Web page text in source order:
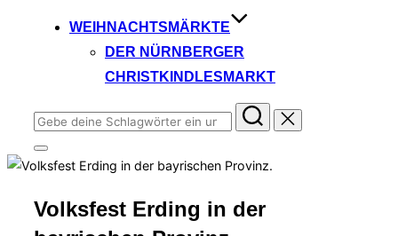
WEIHNACHTSMÄRKTE
DER NÜRNBERGER
CHRISTKINDLESMARKT
Suchen
nach:
Seitenleiste
&
Volksfest Erding in der